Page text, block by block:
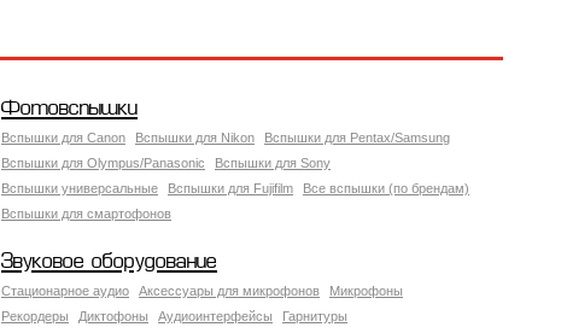
Фотовспышки
Вспышки для Canon Вспышки для Nikon
Вспышки для Pentax/Samsung
Вспышки для Olympus/Panasonic
Вспышки для Sony
Вспышки универсальные
Вспышки для Fujifilm
Все вспышки (по брендам)
Вспышки для смартофонов
Звуковое оборудование
Стационарное аудио Аксессуары для микрофонов
Микрофоны
Рекордеры
Диктофоны Аудиоинтерфейсы
Гарнитуры